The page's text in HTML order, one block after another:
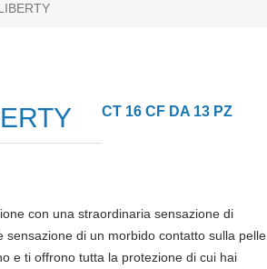
CT 16 CF DA 13 PZ
con una straordinaria sensazione di
di un morbido contatto sulla pelle.
e ti offrono tutta la protezione di cui hai